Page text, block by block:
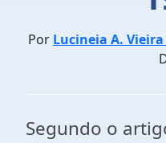
Por Lucineia A.
Segundo o